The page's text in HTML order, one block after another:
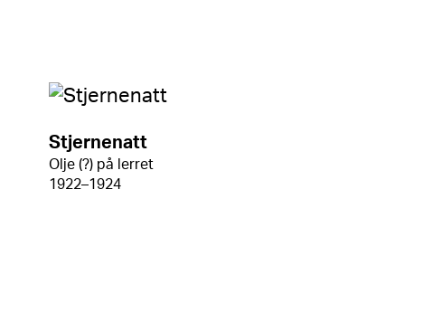
Stjernenatt
Olje (?) på lerret
1922–1924